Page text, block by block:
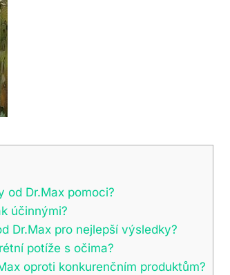
od Dr.Max pomoci?
účinnými?
Dr.Max pro nejlepší výsledky?
potíže s očima?
oproti konkurenčním produktům?